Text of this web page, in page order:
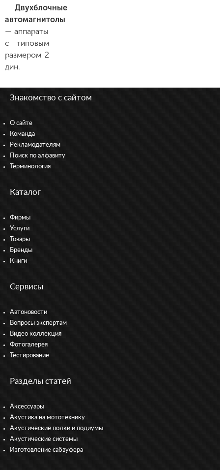
Двухблочные
автомагнитолы
— аппараты
с типовым
размером 2
дин.
Знакомство с сайтом
О сайте
Команда
Рекламодателям
Поиск по алфавиту
Терминология
Каталог
Фирмы
Услуги
Товары
Бренды
Книги
Сервисы
Автоновости
Вопросы экспертам
Видео коллекция
Фотогалерея
Тестирование
Разделы статей
Аксессуары
Акустика на мототехнику
Акустические полки и подиумы
Акустические системы
Изготовление сабвуфера